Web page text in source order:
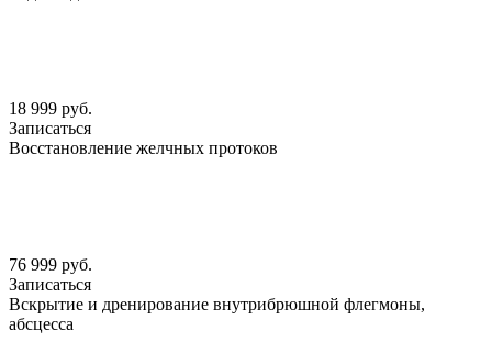
18 999 руб.
Записаться
Восстановление желчных протоков
76 999 руб.
Записаться
Вскрытие и дренирование внутрибрюшной флегмоны,
абсцесса